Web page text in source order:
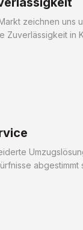
zeichnen uns
Zuverlässigkeit in
abgestimmt